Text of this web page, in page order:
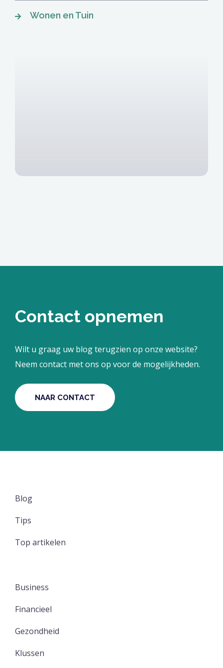
Wonen en Tuin
Blog
Tips
Top artikelen
Business
Financieel
Gezondheid
Klussen
Contact opnemen
Wilt u graag uw blog terugzien op onze website?
Neem contact met ons op voor de mogelijkheden.
NAAR CONTACT